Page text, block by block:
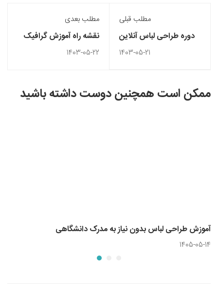
مطلب قبلی
دوره طراحی لباس آنلاین
زنانه، مردانه و کودک
1403-05-21
مطلب بعدی
نقشه راه آموزش ‌گرافیک
از‌ مبتدی تا حرفه‌ای
1403-05-22
ممکن است همچنین دوست داشته باشید
آموزش طراحی لباس بدون نیاز به مدرک دانشگاهی
1405-05-14